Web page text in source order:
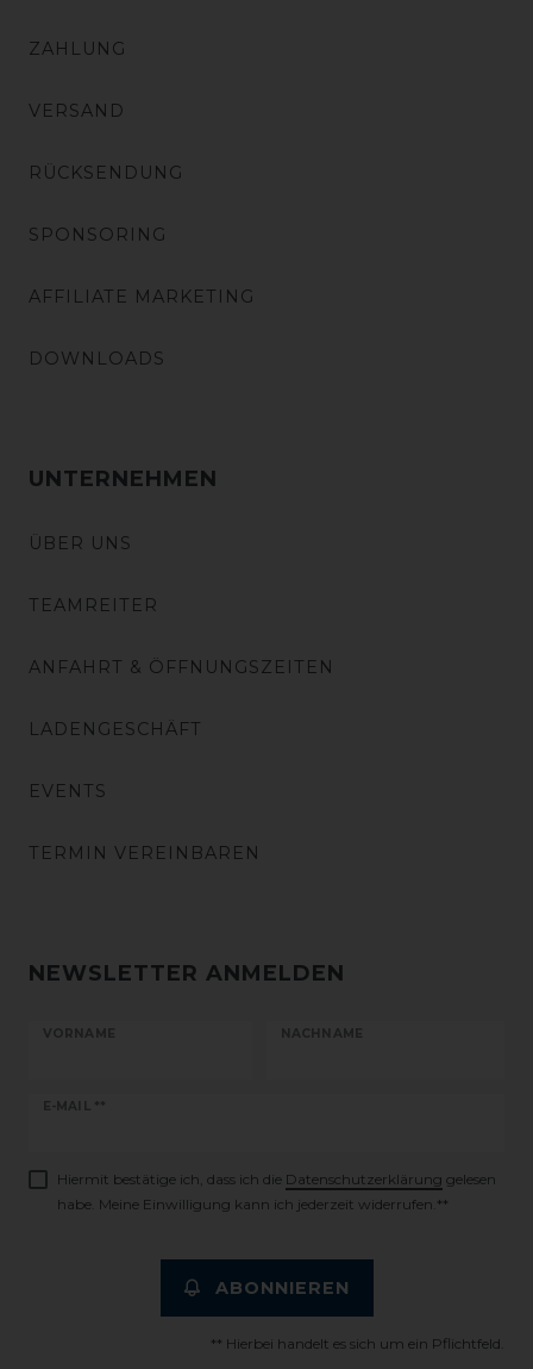
ZAHLUNG
VERSAND
RÜCKSENDUNG
SPONSORING
AFFILIATE MARKETING
DOWNLOADS
UNTERNEHMEN
ÜBER UNS
TEAMREITER
ANFAHRT & ÖFFNUNGSZEITEN
LADENGESCHÄFT
EVENTS
TERMIN VEREINBAREN
NEWSLETTER ANMELDEN
VORNAME NACHNAME
E-MAIL **
Newsletter
Hiermit bestätige ich, dass ich die Daten­schutz­erklärung gelesen
habe. Meine Einwilligung kann ich jederzeit widerrufen.**
ABONNIEREN
** Hierbei handelt es sich um ein Pflichtfeld.